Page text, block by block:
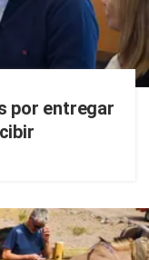
por entregar